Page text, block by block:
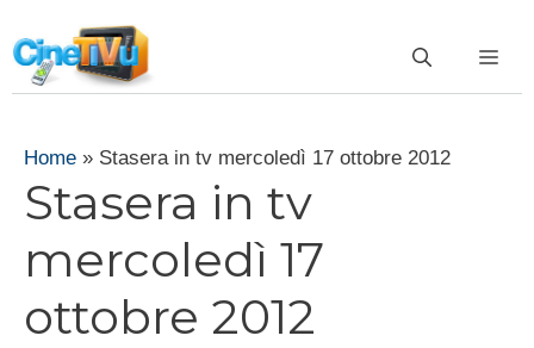
al
contenuto
Home » Stasera in tv mercoledì 17 ottobre 2012
Stasera in tv
mercoledì 17
ottobre 2012